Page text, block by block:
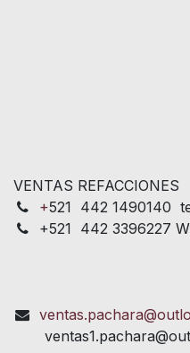
VENTAS REFACCIONES
+521 442 1490140
+521 442 3396227